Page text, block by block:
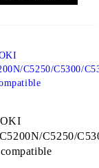
C5250/